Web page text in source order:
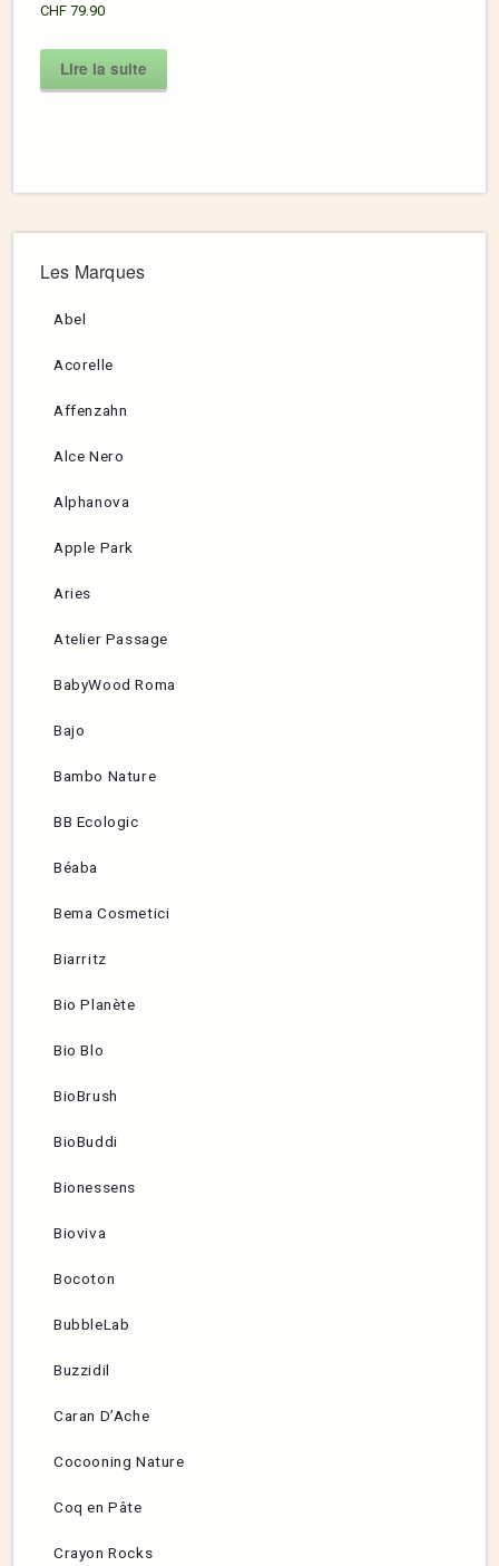
CHF 79.90
Lire la suite
Les Marques
Abel
Acorelle
Affenzahn
Alce Nero
Alphanova
Apple Park
Aries
Atelier Passage
BabyWood Roma
Bajo
Bambo Nature
BB Ecologic
Béaba
Bema Cosmetici
Biarritz
Bio Planète
Bio Blo
BioBrush
BioBuddi
Bionessens
Bioviva
Bocoton
BubbleLab
Buzzidil
Caran D’Ache
Cocooning Nature
Coq en Pâte
Crayon Rocks